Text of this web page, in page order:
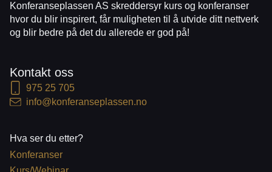
Konferanseplassen AS skreddersyr kurs og konferanser
hvor du blir inspirert, får muligheten til å utvide ditt nettverk
og blir bedre på det du allerede er god på!
Kontakt oss
975 25 705
info@konferanseplassen.no
Hva ser du etter?
Konferanser